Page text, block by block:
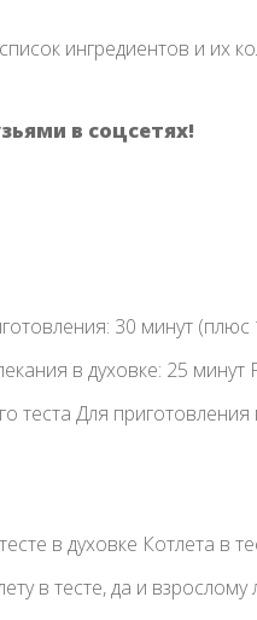
ингредиентов и их
в соцсетях!
30 минут
в духовке: 25
теста Для
в духовке Котлета в
в тесте, да и